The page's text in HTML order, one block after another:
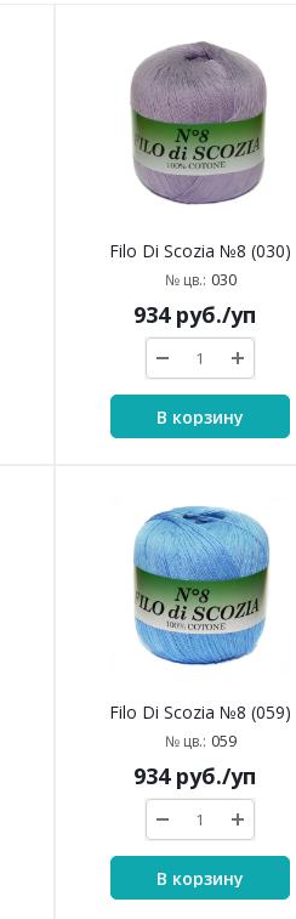
Filo Di Scozia №8 (030)
№ цв.: 030
934руб./уп
В корзину
Filo Di Scozia №8 (059)
№ цв.: 059
934руб./уп
В корзину